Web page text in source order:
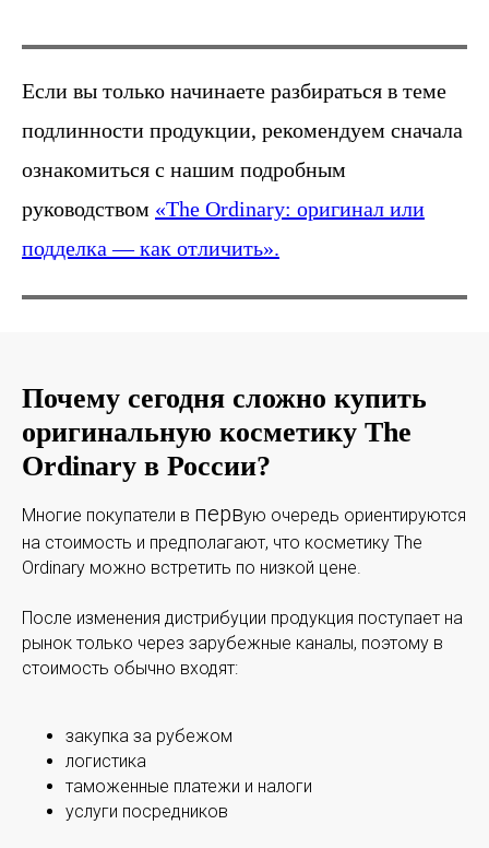
Если вы только начинаете разбираться в теме
подлинности продукции, рекомендуем сначала
ознакомиться с нашим подробным
руководством «The Ordinary: оригинал или
подделка — как отличить».
Почему сегодня сложно купить
оригинальную косметику The
Ordinary в России?
Многие покупатели в первую очередь ориентируются
на стоимость и предполагают, что косметику The
Ordinary можно встретить по низкой цене.
После изменения дистрибуции продукция поступает на
рынок только через зарубежные каналы, поэтому в
стоимость обычно входят:
закупка за рубежом
логистика
таможенные платежи и налоги
услуги посредников